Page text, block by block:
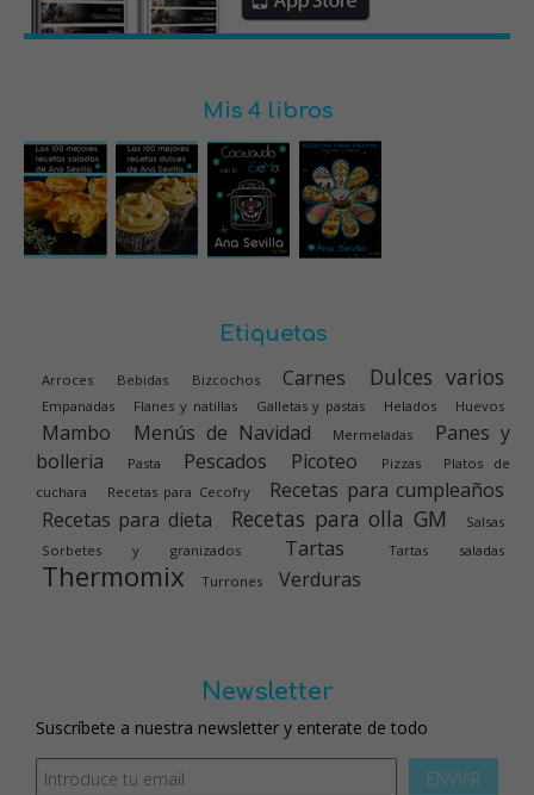
Mis 4 libros
Etiquetas
Arroces Bebidas Bizcochos Carnes Dulces varios
Empanadas Flanes y natillas Galletas y pastas Helados Huevos
Mambo Menús de Navidad Mermeladas
Panes y
bolleria
Pasta Pescados Picoteo Pizzas
Platos de
cuchara
Recetas para Cecofry
Recetas para cumpleaños
Recetas para dieta
Recetas para olla GM
Salsas
Sorbetes y granizados
Tartas Tartas saladas
Thermomix Turrones Verduras
Newsletter
Suscríbete a nuestra newsletter y enterate de todo
ENVIAR